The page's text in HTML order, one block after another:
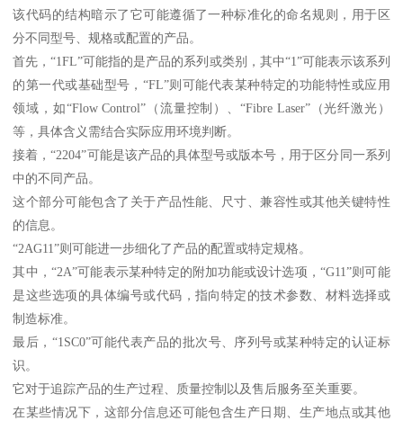
该代码的结构暗示了它可能遵循了一种标准化的命名规则，用于区
分不同型号、规格或配置的产品。
首先，“1FL”可能指的是产品的系列或类别，其中“1”可能表示该系列
的第一代或基础型号，“FL”则可能代表某种特定的功能特性或应用
领域，如“Flow Control”（流量控制）、“Fibre Laser”（光纤激光）
等，具体含义需结合实际应用环境判断。
接着，“2204”可能是该产品的具体型号或版本号，用于区分同一系列
中的不同产品。
这个部分可能包含了关于产品性能、尺寸、兼容性或其他关键特性
的信息。
“2AG11”则可能进一步细化了产品的配置或特定规格。
其中，“2A”可能表示某种特定的附加功能或设计选项，“G11”则可能
是这些选项的具体编号或代码，指向特定的技术参数、材料选择或
制造标准。
最后，“1SC0”可能代表产品的批次号、序列号或某种特定的认证标
识。
它对于追踪产品的生产过程、质量控制以及售后服务至关重要。
在某些情况下，这部分信息还可能包含生产日期、生产地点或其他